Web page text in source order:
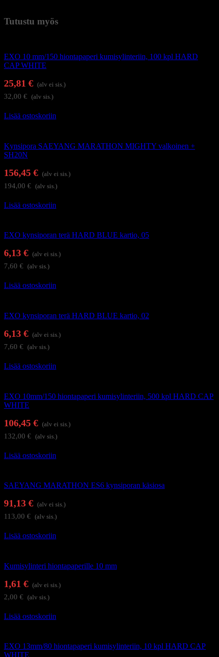
Tutustu myös
EXO 10 mm/150 hiontapaperi kumisylinteriin, 100 kpl HARD
CAP WHITE
25,81 € (alv ei sis.)
32,00 € (alv sis.)
Lisää ostoskoriin
Kynsipora SAEYANG MARATHON MIGHTY valkoinen +
SH20N
156,45 € (alv ei sis.)
194,00 € (alv sis.)
Lisää ostoskoriin
EXO kynsiporan terä HARD BLUE kartio, 05
6,13 € (alv ei sis.)
7,60 € (alv sis.)
Lisää ostoskoriin
EXO kynsiporan terä HARD BLUE kartio, 02
6,13 € (alv ei sis.)
7,60 € (alv sis.)
Lisää ostoskoriin
EXO 10mm/150 hiontapaperi kumisylinteriin, 500 kpl HARD CAP
WHITE
106,45 € (alv ei sis.)
132,00 € (alv sis.)
Lisää ostoskoriin
SAEYANG MARATHON ES6 kynsiporan käsiosa
91,13 € (alv ei sis.)
113,00 € (alv sis.)
Lisää ostoskoriin
Kumisylinteri hiontapaperille 10 mm
1,61 € (alv ei sis.)
2,00 € (alv sis.)
Lisää ostoskoriin
EXO 13mm/80 hiontapaperi kumisylinteriin, 10 kpl HARD CAP
WHITE